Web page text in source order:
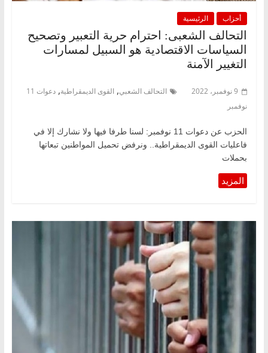
أحزاب الرئيسية
التحالف الشعبى: احترام حرية التعبير وتصحيح
السياسات الاقتصادية هو السبيل لمسارات
التغيير الآمنة
9 نوفمبر، 2022 التحالف الشعبي, القوى الديمقراطية,
دعوات 11
نوفمبر
الحزب عن دعوات 11 نوفمبر: لسنا طرفا فيها ولا نشارك إلا في
فاعليات القوى الديمقراطية.. ونرفض تحميل المواطنين تبعاتها
بحملات